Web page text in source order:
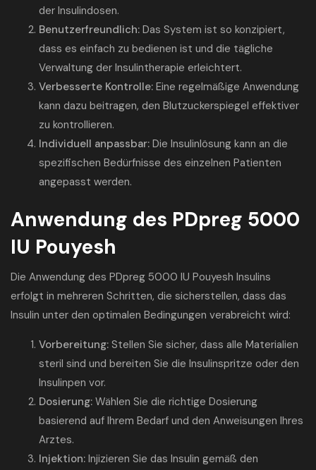
der Insulindosen.
Benutzerfreundlich: Das System ist so konzipiert,
dass es einfach zu bedienen ist und die tägliche
Verwaltung der Insulintherapie erleichtert.
Verbesserte Kontrolle: Eine regelmäßige Anwendung
kann dazu beitragen, den Blutzuckerspiegel effektiver
zu kontrollieren.
Individuell anpassbar: Die Insulinlösung kann an die
spezifischen Bedürfnisse des einzelnen Patienten
angepasst werden.
Anwendung des PDpreg 5000
IU Pouyesh
Die Anwendung des PDpreg 5000 IU Pouyesh Insulins
erfolgt in mehreren Schritten, die sicherstellen, dass das
Insulin unter den optimalen Bedingungen verabreicht wird:
Vorbereitung: Stellen Sie sicher, dass alle Materialien
steril sind und bereiten Sie die Insulinspritze oder den
Insulinpen vor.
Dosierung: Wählen Sie die richtige Dosierung
basierend auf Ihrem Bedarf und den Anweisungen Ihres
Arztes.
Injektion: Injizieren Sie das Insulin gemäß den